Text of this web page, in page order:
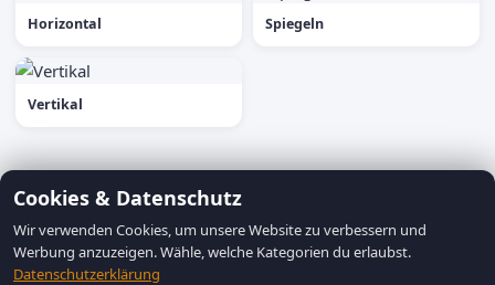
Horizontal Spiegeln
Vertikal
Cookies & Datenschutz
Wir verwenden Cookies, um unsere Website zu verbessern und
Werbung anzuzeigen. Wähle, welche Kategorien du erlaubst.
Datenschutzerklärung